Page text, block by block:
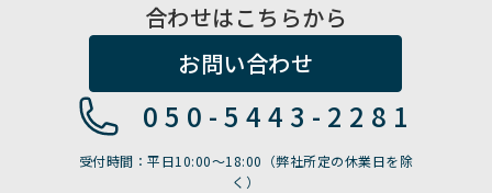
合わせはこちらから
お問い合わせ
050-5443-2281
受付時間：平日10:00〜18:00（弊社所定の休業日を除
く）